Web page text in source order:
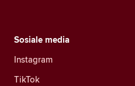
Sosiale media
Instagram
TikTok